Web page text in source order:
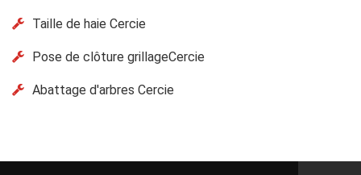
Taille de haie Cercie
Pose de clôture grillageCercie
Abattage d'arbres Cercie